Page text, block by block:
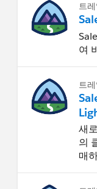
트레
여
트
새
의
매